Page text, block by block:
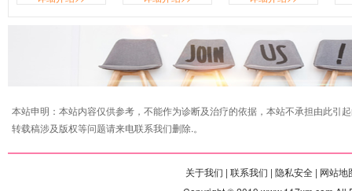
本站申明：本站内容仅供参考，不能作为诊断及治疗的依据，本站不承担由此引
转载稿涉及版权等问题请来电联系我们删除.。
关于我们 | 联系我们 | 隐私安全 | 网站地